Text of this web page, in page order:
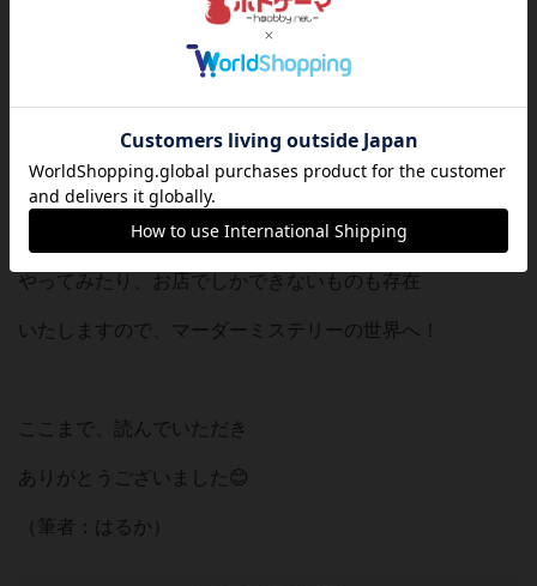
ご興味ある方、是非ご参加やご相談
お待ちしております！
これを機にマーダーミステリーに
是非ご興味をもってみて、ご家族やが友人と
やってみたり、お店でしかできないものも存在
いたしますので、マーダーミステリーの世界へ！
ここまで、読んでいただき
ありがとうございました😊
（筆者：はるか）